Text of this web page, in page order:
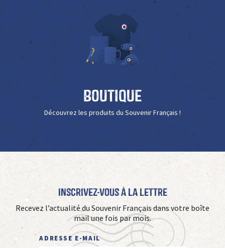
Boutique
Découvrez les produits du Souvenir Français !
Inscrivez-vous à La Lettre
Recevez l’actualité du Souvenir Français dans votre boîte
mail une fois par mois.
ADRESSE E-MAIL